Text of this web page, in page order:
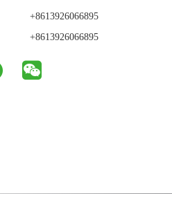
+8613926066895
+8613926066895